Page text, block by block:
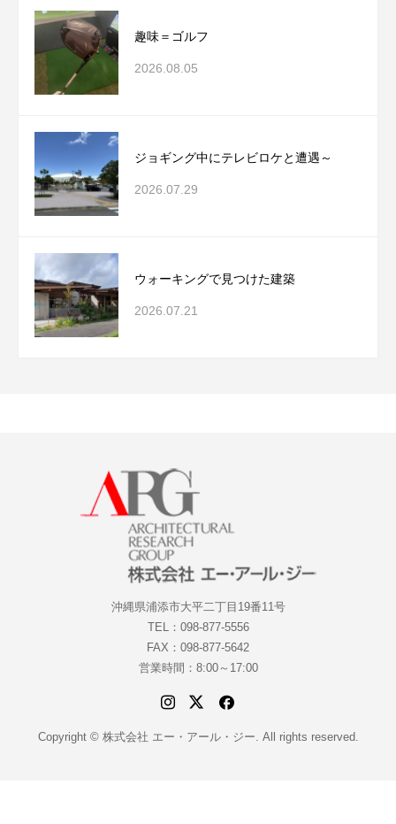
趣味＝ゴルフ
2026.08.05
ジョギング中にテレビロケと遭遇～
2026.07.29
ウォーキングで見つけた建築
2026.07.21
沖縄県浦添市大平二丁目19番11号
TEL：098-877-5556
FAX：098-877-5642
営業時間：8:00～17:00
Copyright © 株式会社 エー・アール・ジー. All rights reserved.